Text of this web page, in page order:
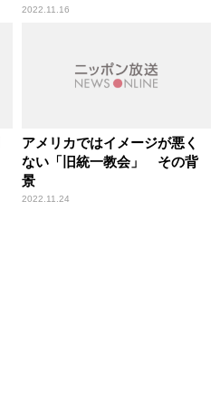
指摘
2022.11.16
アメリカではイメージが悪く
ない「旧統一教会」 その背
景
2022.11.24